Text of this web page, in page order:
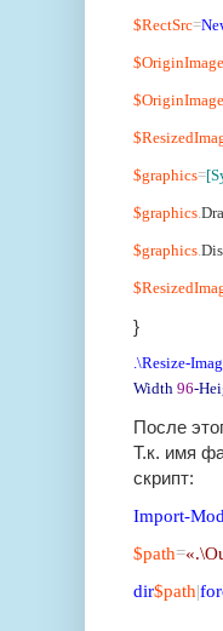
$RectSrc=
$OriginImage
$graphics=
$graphics.
$graphics.
}
.\Resize-
Width 96-
После
Т.к. имя
скрипт:
Import-
$path=
dir$path|